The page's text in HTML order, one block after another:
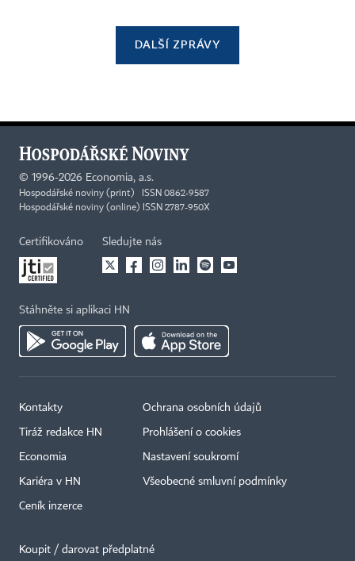
DALŠÍ ZPRÁVY
© 1996-2026 Economia, a.s.
Hospodářské noviny (print) ISSN 0862-9587
Hospodářské noviny (online) ISSN 2787-950X
Certifikováno Sledujte nás
Stáhněte si aplikaci HN
Kontakty
Tiráž redakce HN
Economia
Kariéra v HN
Ceník inzerce
Ochrana osobních údajů
Prohlášení o cookies
Nastavení soukromí
Všeobecné smluvní podmínky
Koupit / darovat předplatné